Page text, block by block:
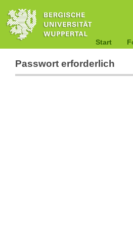
Start
Passwort erforderlich